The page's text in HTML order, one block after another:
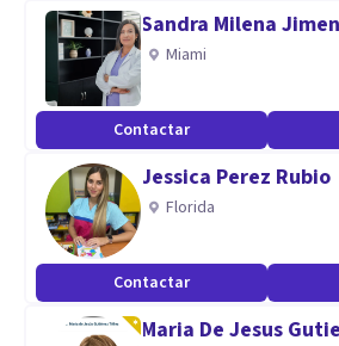
Sandra Milena
Miami
Contactar
Jessica Perez Rubio
Florida
Contactar
Maria De Jesus